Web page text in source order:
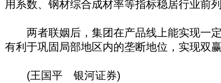
用系数、钢材综合成材率等指标稳居行业前
两者联姻后，集团在产品线上能实现一
有利于巩固局部地区内的垄断地位，实现双
(王国平 银河证券)